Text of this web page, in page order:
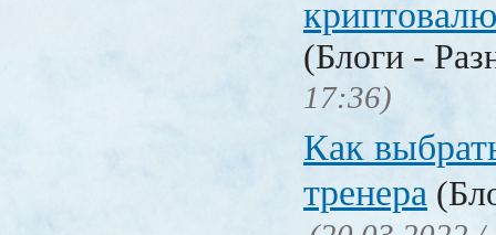
(Блоги -
17:36)
Как
тренера